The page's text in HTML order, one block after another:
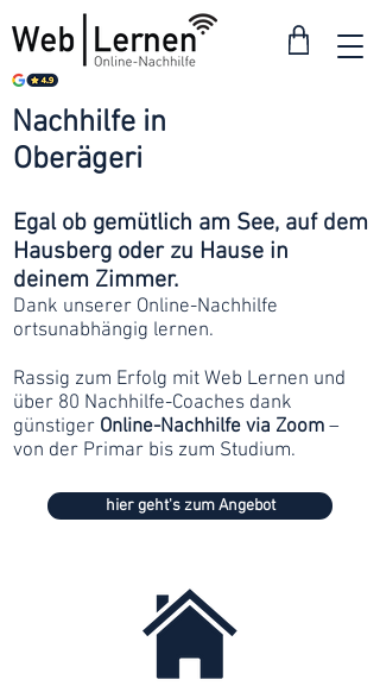
Oberägeri
Nachhilfe in
Egal ob gemütlich am See, auf dem
Hausberg oder zu Hause in
deinem Zimmer.
Dank unserer Online-Nachhilfe
ortsunabhängig lernen.
Rassig zum Erfolg mit Web Lernen und
über 80 Nachhilfe-Coaches dank
günstiger Online-Nachhilfe via Zoom –
von der Primar bis zum Studium.
hier geht's zum Angebot